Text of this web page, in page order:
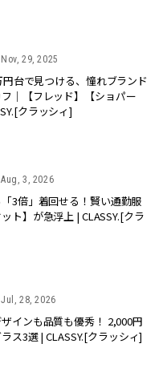
Nov, 29, 2025
台で見つける、憧れブランド
｜【フレッド】【ショパー
クラッシィ]
Aug, 3, 2026
3倍」着回せる！賢い通勤服
ト】が急浮上 | CLASSY.[クラ
Jul, 28, 2026
ザインも品質も優秀！ 2,000円
ス3選 | CLASSY.[クラッシィ]